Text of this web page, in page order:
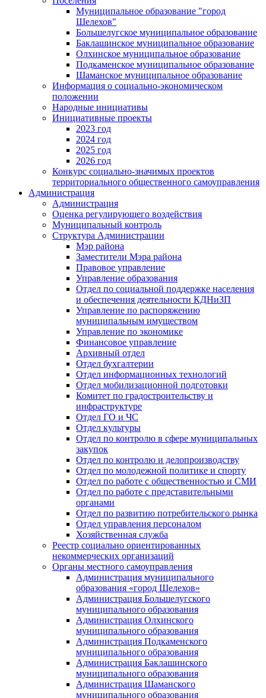
Муниципальное образование "город
Шелехов"
Большелугское муниципальное образование
Баклашинское муниципальное образование
Олхинское муниципальное образование
Подкаменское муниципальное образование
Шаманское муниципальное образование
Информация о социально-экономическом
положении
Народные инициативы
Инициативные проекты
2023 год
2024 год
2025 год
2026 год
Конкурс социально-значимых проектов
территориального общественного самоуправления
Администрация
Администрация
Оценка регулирующего воздействия
Муниципальный контроль
Структура Администрации
Мэр района
Заместители Мэра района
Правовое управление
Управление образования
Отдел по социальной поддержке населения
и обеспечения деятельности КДНиЗП
Управление по распоряжению
муниципальным имуществом
Управление по экономике
Финансовое управление
Архивный отдел
Отдел бухгалтерии
Отдел информационных технологий
Отдел мобилизационной подготовки
Комитет по градостроительству и
инфраструктуре
Отдел ГО и ЧС
Отдел культуры
Отдел по контролю в сфере муниципальных
закупок
Отдел по контролю и делопроизводству
Отдел по молодежной политике и спорту
Отдел по работе с общественностью и СМИ
Отдел по работе с представительными
органами
Отдел по развитию потребительского рынка
Отдел управления персоналом
Хозяйственная служба
Реестр социально ориентированных
некоммерческих организаций
Органы местного самоуправления
Администрация муниципального
образования «город Шелехов»
Администрация Большелугского
муниципального образования
Администрация Олхинского
муниципального образования
Администрация Подкаменского
муниципального образования
Администрация Баклашинского
муниципального образования
Администрация Шаманского
муниципального образования